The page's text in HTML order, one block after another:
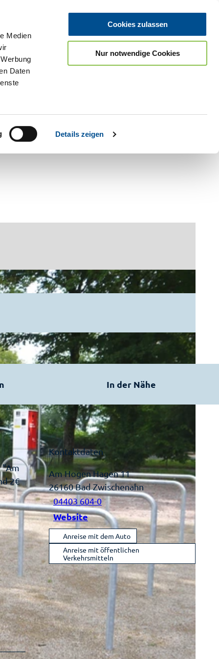
Medien
Daten
Details zeigen
Cookies zulassen
Nur notwendige Cookies
In der Nähe
"Am
2€
Kontaktdaten
Am Hogen Hagen 11
26160Bad Zwischenahn
04403 604-0
Website
Anreise mit dem Auto
Anreise mit öffentlichen
Verkehrsmitteln